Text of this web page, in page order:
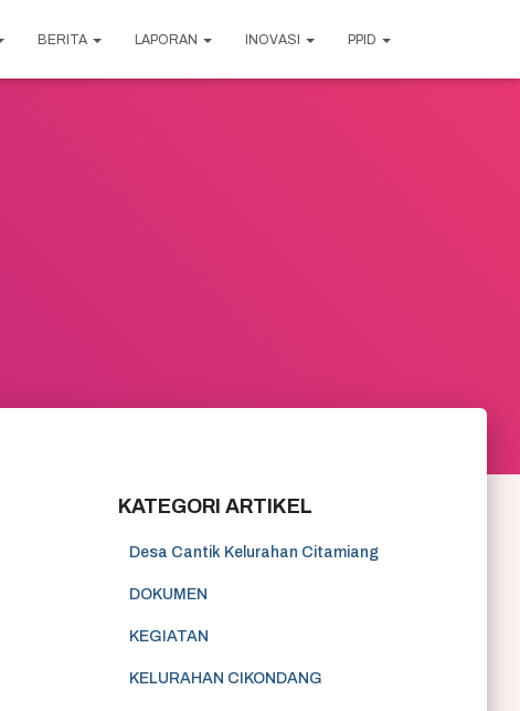
BERITA LAPORAN INOVASI PPID
KATEGORI ARTIKEL
Desa Cantik Kelurahan Citamiang
DOKUMEN
KEGIATAN
KELURAHAN CIKONDANG